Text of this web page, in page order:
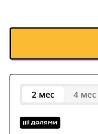
2 мес 4 мес